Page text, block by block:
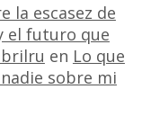
la escasez de
el futuro que
en Lo que
sobre mi